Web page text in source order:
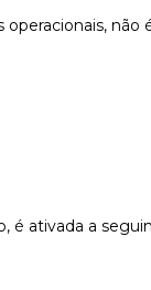
não
é ativada a